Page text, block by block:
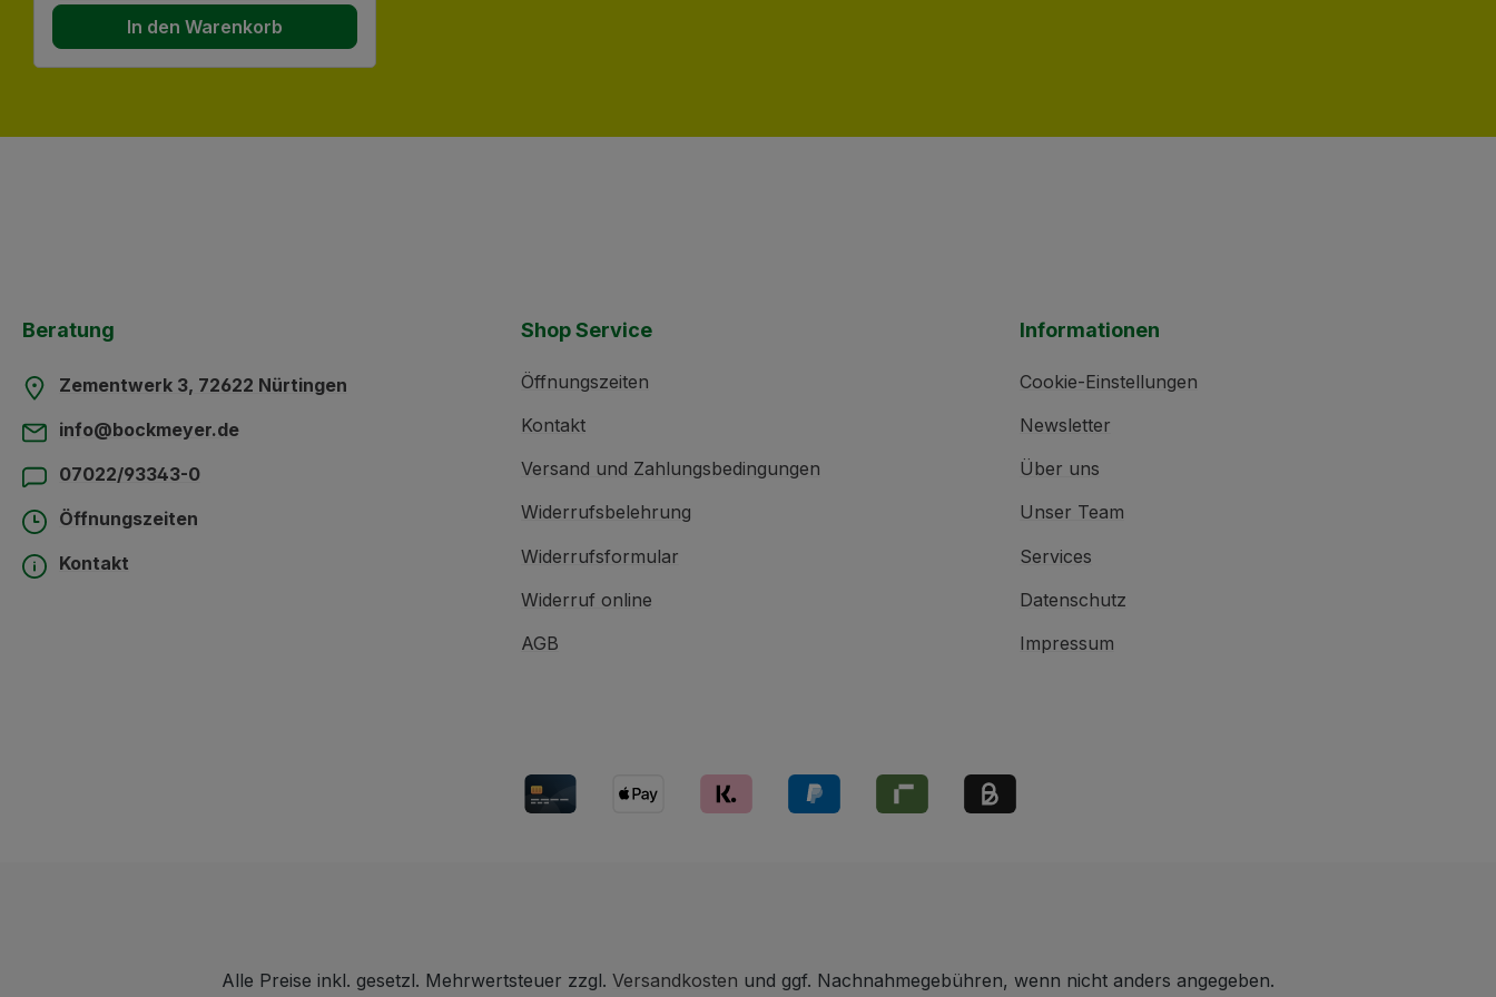
In den Warenkorb
Beratung
Zementwerk 3, 72622 Nürtingen
info@bockmeyer.de
07022/93343-0
Öffnungszeiten
Kontakt
Shop Service
Öffnungszeiten
Kontakt
Versand und Zahlungsbedingungen
Widerrufsbelehrung
Widerrufsformular
Widerruf online
AGB
Informationen
Cookie-Einstellungen
Newsletter
Über uns
Unser Team
Services
Datenschutz
Impressum
Alle Preise inkl. gesetzl. Mehrwertsteuer zzgl. Versandkosten und ggf. Nachnahmegebühren, wenn nicht anders angegeben.